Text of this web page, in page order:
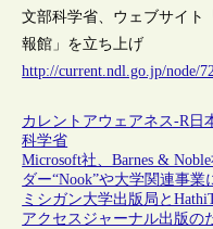
文部科学省、ウェブサイト
報館」を立ち上げ
http://current.ndl.go.jp/node/
カレントアウェアネス-R日
科学省
Microsoft社、Barnes &
ダー“Nook”や大学関連事業
ミシガン大学出版局と
アクセスジャーナル出版の